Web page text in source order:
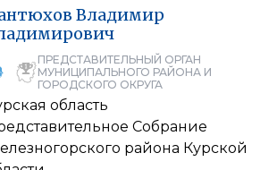
Владимир
ПРЕДСТАВИТЕЛЬНЫЙ ОРГАН
МУНИЦИПАЛЬНОГО РАЙОНА И
ГОРОДСКОГО ОКРУГА
область
Собрание
района Курской